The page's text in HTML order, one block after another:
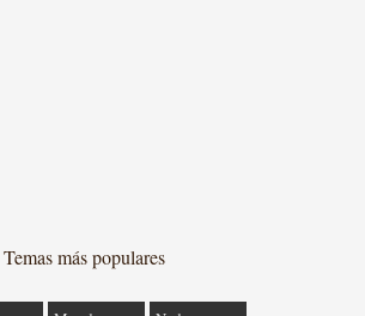
Temas más populares